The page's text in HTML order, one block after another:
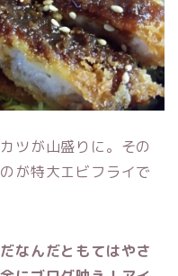
ツが山盛りに。その
が特大エビフライで
なんだともてはやさ